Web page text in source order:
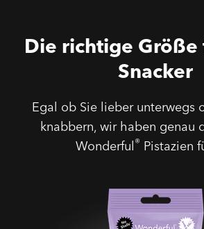
Die richtige Größe
Snacker
Egal ob Sie lieber unterwegs
knabbern, wir haben genau
Wonderful® Pistazien